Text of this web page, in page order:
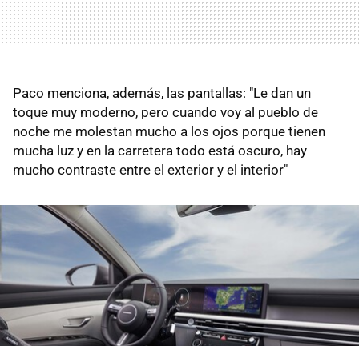
Paco menciona, además, las pantallas: "Le dan un
toque muy moderno, pero cuando voy al pueblo de
noche me molestan mucho a los ojos porque tienen
mucha luz y en la carretera todo está oscuro, hay
mucho contraste entre el exterior y el interior"